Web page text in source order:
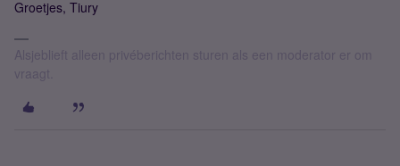
Groetjes, Tiury
Alsjeblieft alleen privéberichten sturen als een moderator er om
vraagt.